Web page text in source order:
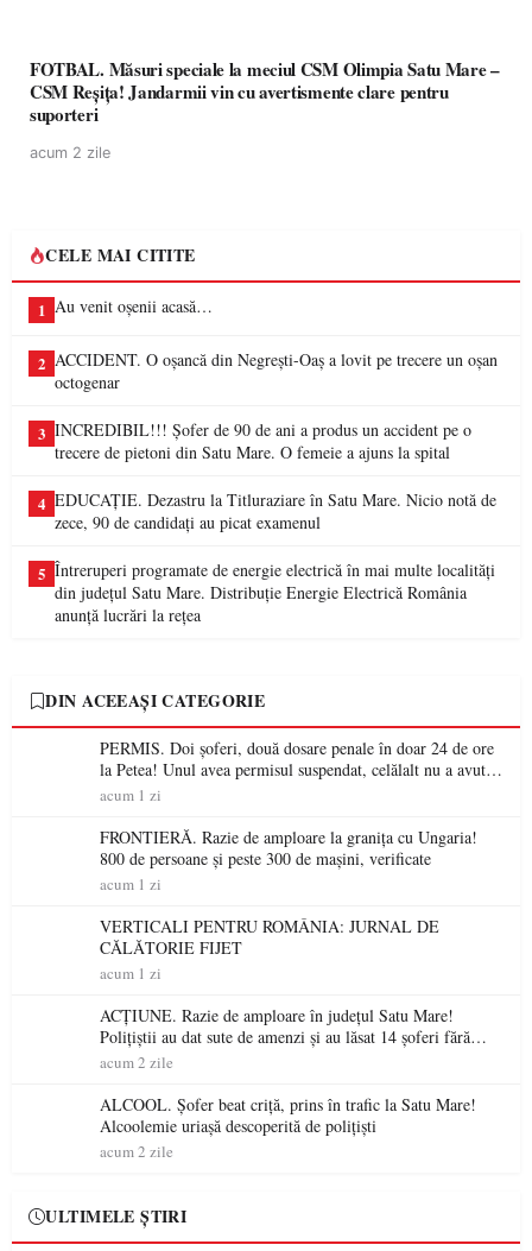
FOTBAL. Măsuri speciale la meciul CSM Olimpia Satu Mare –
CSM Reșița! Jandarmii vin cu avertismente clare pentru
suporteri
acum 2 zile
CELE MAI CITITE
1 Au venit oșenii acasă…
2 ACCIDENT. O oșancă din Negrești-Oaș a lovit pe trecere un oșan
octogenar
3 INCREDIBIL!!! Șofer de 90 de ani a produs un accident pe o
trecere de pietoni din Satu Mare. O femeie a ajuns la spital
4 EDUCAȚIE. Dezastru la Titluraziare în Satu Mare. Nicio notă de
zece, 90 de candidați au picat examenul
5 Întreruperi programate de energie electrică în mai multe localități
din județul Satu Mare. Distribuție Energie Electrică România
anunță lucrări la rețea
DIN ACEEAȘI CATEGORIE
PERMIS. Doi șoferi, două dosare penale în doar 24 de ore
la Petea! Unul avea permisul suspendat, celălalt nu a avut
niciodată permis
acum 1 zi
FRONTIERĂ. Razie de amploare la granița cu Ungaria!
800 de persoane și peste 300 de mașini, verificate
acum 1 zi
VERTICALI PENTRU ROMÂNIA: JURNAL DE
CĂLĂTORIE FIJET
acum 1 zi
ACȚIUNE. Razie de amploare în județul Satu Mare!
Polițiștii au dat sute de amenzi și au lăsat 14 șoferi fără
permis într-o singură zi
acum 2 zile
ALCOOL. Șofer beat criță, prins în trafic la Satu Mare!
Alcoolemie uriașă descoperită de polițiști
acum 2 zile
ULTIMELE ȘTIRI